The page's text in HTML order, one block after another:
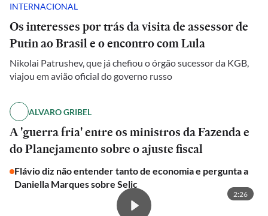
INTERNACIONAL
Os interesses por trás da visita de assessor de
Putin ao Brasil e o encontro com Lula
Nikolai Patrushev, que já chefiou o órgão sucessor da KGB,
viajou em avião oficial do governo russo
ALVARO GRIBEL
A 'guerra fria' entre os ministros da Fazenda e
do Planejamento sobre o ajuste fiscal
Flávio diz não entender tanto de economia e pergunta a
Daniella Marques sobre Selic
2:26